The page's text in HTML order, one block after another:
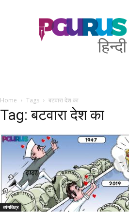
PGurus
Hindi
Home Tags बटवारा देश का
Tag: बटवारा देश का
व्यंगचित्र